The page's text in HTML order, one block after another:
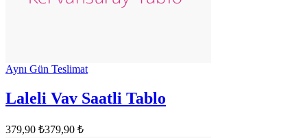
Aynı Gün Teslimat
Laleli Vav Saatli Tablo
379,90 ₺379,90 ₺